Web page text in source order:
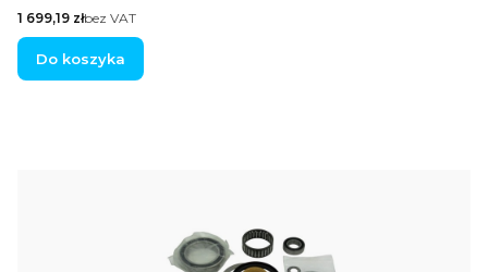
Cena
1 699,19 złbez VAT
Do koszyka